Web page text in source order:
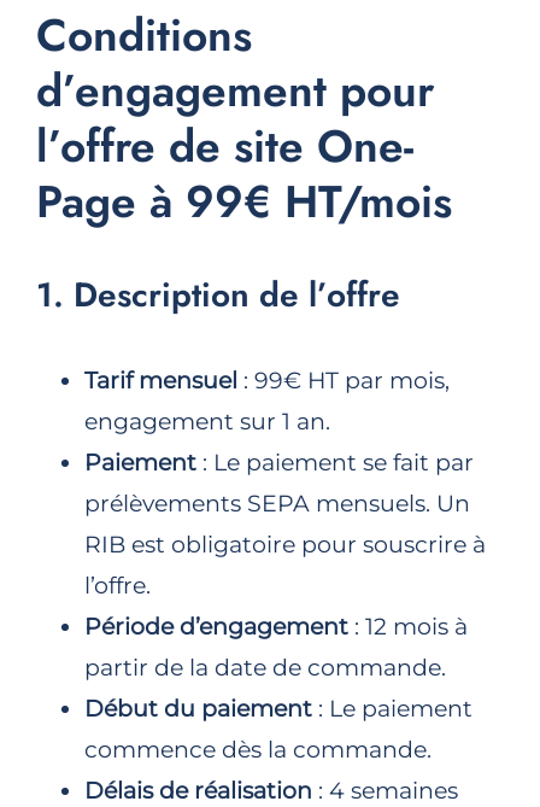
Conditions
d’engagement pour
l’offre de site One-
Page à 99€ HT/mois
1. Description de l’offre
Tarif mensuel : 99€ HT par mois,
engagement sur 1 an.
Paiement: Le paiement se fait par
prélèvements SEPA mensuels. Un
RIB est obligatoire pour souscrire à
l’offre.
Période d’engagement: 12 mois à
partir de la date de commande.
Début du paiement: Le paiement
commence dès la commande.
Délais de réalisation : 4 semaines